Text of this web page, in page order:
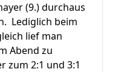
(9.) durchaus
Lediglich beim
lief man
Abend zu
zum 2:1 und 3:1